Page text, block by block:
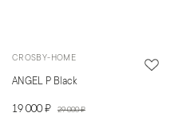
CROSBY-HOME
ANGEL P Black
19 000 ₽ 29 000 ₽